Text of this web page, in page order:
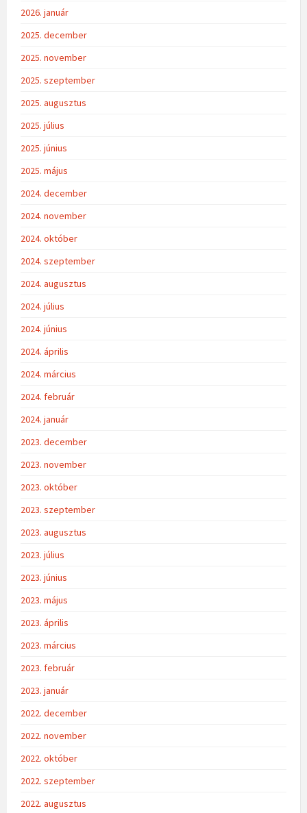
2026. január
2025. december
2025. november
2025. szeptember
2025. augusztus
2025. július
2025. június
2025. május
2024. december
2024. november
2024. október
2024. szeptember
2024. augusztus
2024. július
2024. június
2024. április
2024. március
2024. február
2024. január
2023. december
2023. november
2023. október
2023. szeptember
2023. augusztus
2023. július
2023. június
2023. május
2023. április
2023. március
2023. február
2023. január
2022. december
2022. november
2022. október
2022. szeptember
2022. augusztus